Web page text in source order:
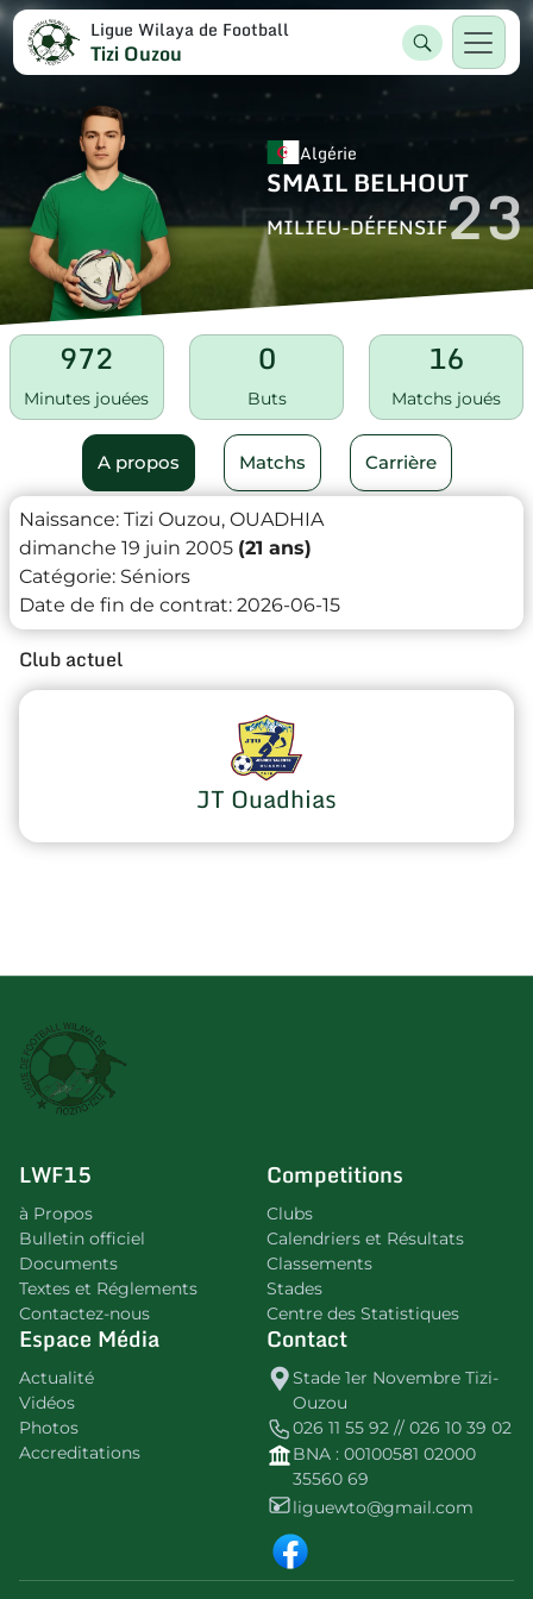
Ligue Wilaya de Football
Tizi Ouzou
Algérie
SMAIL BELHOUT
MILIEU-DÉFENSIF23
972
Minutes jouées
0
Buts
16
Matchs joués
A propos Matchs Carrière
Naissance: Tizi Ouzou, OUADHIA
dimanche 19 juin 2005 (21 ans)
Catégorie: Séniors
Date de fin de contrat: 2026-06-15
Club actuel
JT Ouadhias
LWF15
à Propos
Bulletin officiel
Documents
Textes et Réglements
Contactez-nous
Competitions
Clubs
Calendriers et Résultats
Classements
Stades
Centre des Statistiques
Espace Média
Actualité
Vidéos
Photos
Accreditations
Contact
Stade 1er Novembre Tizi-
Ouzou
026 11 55 92 // 026 10 39 02
BNA : 00100581 02000
35560 69
liguewto@gmail.com